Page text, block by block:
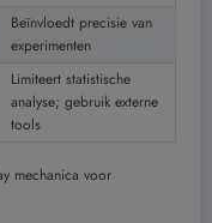
Beïnvloedt precisie van
experimenten
Limiteert statistische
analyse; gebruik externe
tools
mechanica voor